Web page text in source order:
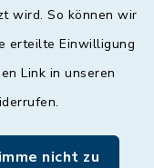
wird. So können wir
erteilte Einwilligung
Link in unseren
nicht zu
Uhr